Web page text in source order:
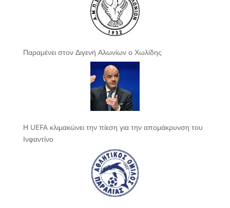
Παραμένει στον Διγενή Αλωνίων ο Χωλίδης
Η UEFA κλιμακώνει την πίεση για την απομάκρυνση του
Ινφαντίνο